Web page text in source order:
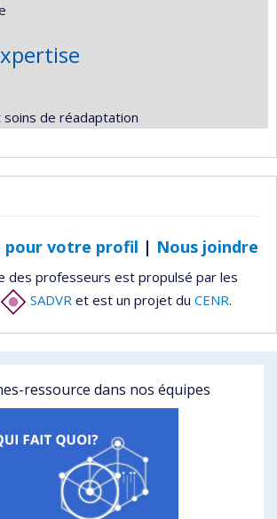
soins de réadaptation
pour votre profil | Nous joindre
des professeurs est propulsé par les
SADVR et est un projet du CENR.
ressource dans nos équipes